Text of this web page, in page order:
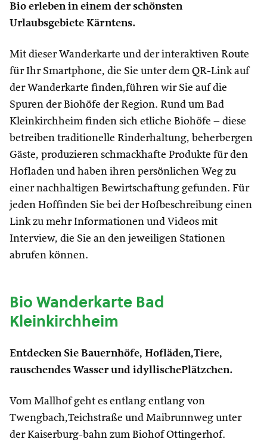
Bio erleben in einem der schönsten
Urlaubsgebiete Kärntens.
Mit dieser Wanderkarte und der interaktiven Route
für Ihr Smartphone, die Sie unter dem QR-Link auf
der Wanderkarte finden,führen wir Sie auf die
Spuren der Biohöfe der Region. Rund um Bad
Kleinkirchheim finden sich etliche Biohöfe – diese
betreiben traditionelle Rinderhaltung, beherbergen
Gäste, produzieren schmackhafte Produkte für den
Hofladen und haben ihren persönlichen Weg zu
einer nachhaltigen Bewirtschaftung gefunden. Für
jeden Hoffinden Sie bei der Hofbeschreibung einen
Link zu mehr Informationen und Videos mit
Interview, die Sie an den jeweiligen Stationen
abrufen können.
Bio Wanderkarte Bad
Kleinkirchheim
Entdecken Sie Bauernhöfe, Hofläden,Tiere,
rauschendes Wasser und idyllischePlätzchen.
Vom Mallhof geht es entlang entlang von
Twengbach,Teichstraße und Maibrunnweg unter
der Kaiserburg-bahn zum Biohof Ottingerhof.